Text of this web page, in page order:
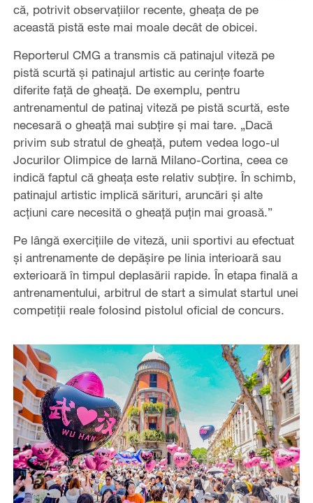
că, potrivit observațiilor recente, gheața de pe
această pistă este mai moale decât de obicei.
Reporterul CMG a transmis că patinajul viteză pe
pistă scurtă și patinajul artistic au cerințe foarte
diferite față de gheață. De exemplu, pentru
antrenamentul de patinaj viteză pe pistă scurtă, este
necesară o gheață mai subțire și mai tare. „Dacă
privim sub stratul de gheață, putem vedea logo-ul
Jocurilor Olimpice de Iarnă Milano-Cortina, ceea ce
indică faptul că gheața este relativ subțire. În schimb,
patinajul artistic implică sărituri, aruncări și alte
acțiuni care necesită o gheață puțin mai groasă.”
Pe lângă exercițiile de viteză, unii sportivi au efectuat
și antrenamente de depășire pe linia interioară sau
exterioară în timpul deplasării rapide. În etapa finală a
antrenamentului, arbitrul de start a simulat startul unei
competiții reale folosind pistolul oficial de concurs.